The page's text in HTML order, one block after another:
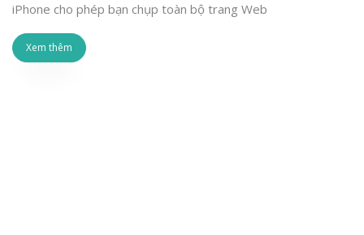
iPhone cho phép bạn chụp toàn bộ trang Web
Xem thêm